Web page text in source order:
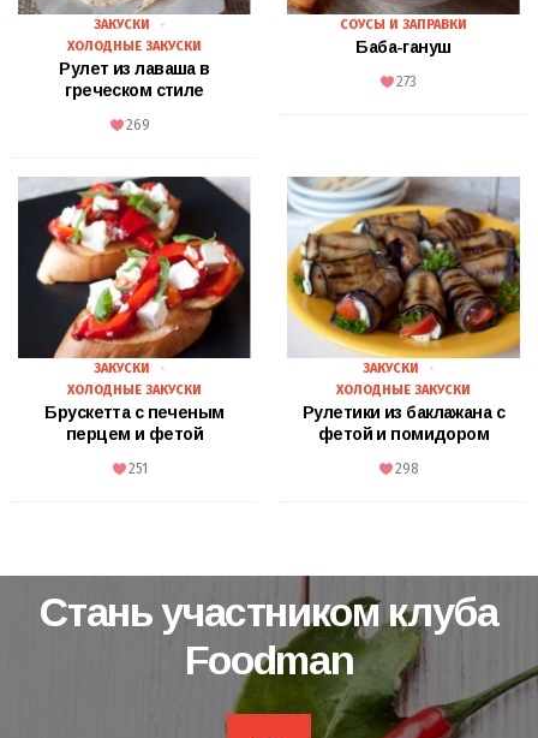
ЗАКУСКИ
ХОЛОДНЫЕ ЗАКУСКИ
Рулет из лаваша в
греческом стиле
269
СОУСЫ И ЗАПРАВКИ
Баба-гануш
273
ЗАКУСКИ
ХОЛОДНЫЕ ЗАКУСКИ
Брускетта с печеным
перцем и фетой
251
ЗАКУСКИ
ХОЛОДНЫЕ ЗАКУСКИ
Рулетики из баклажана с
фетой и помидором
298
Стань участником клуба
Foodman